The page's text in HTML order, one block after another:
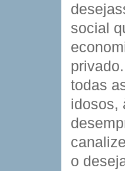
social
todas
idosos,
o